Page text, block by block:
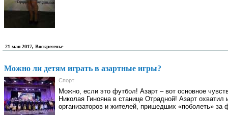
21 мая 2017, Воскресенье
Можно ли детям играть в азартные игры?
Спорт
Можно, если это футбол! Азарт – вот основное
Николая Гинояна в станице Отрадной! Азарт
организаторов и жителей, пришедших «поболеть» за